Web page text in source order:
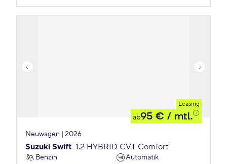
Leasing
ab95 € / mtl.
Neuwagen | 2026
Suzuki Swift 1.2 HYBRID CVT Comfort
Benzin
Automatik